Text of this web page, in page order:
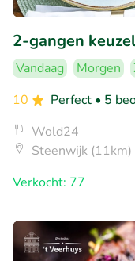
2-gangen
Vandaag Morgen
10
Perfect • 5
Wold24
Steenwijk (11km)
Verkocht: 77